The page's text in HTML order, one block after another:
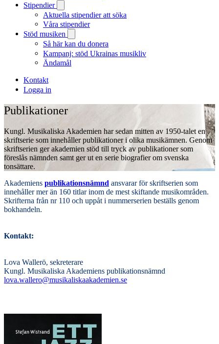
Stipendier
Aktuella stipendier att söka
Våra stipendier
Stöd musiken
Så här kan du donera
Kampanj: stöd Ukrainas musikliv
Ändamål
Kontakt
Logga in
Publikationer
Kungl. Musikaliska Akademien har sedan mitten av 1950-talet en
skriftserie som innehåller publikationer i olika musikämnen. Genom
skriftserien ger akademien stöd till tryck av publikationer som
föreslås nämnden samt ger ut en serie biografier om svenska
tonsättare.
Akademiens publikationsnämnd ansvarar för skriftserien som
innehåller mer än 160 titlar inom de mest skiftande musikområden.
Skrifterna från nr 110 och uppåt i nummerserien beställs genom
bokhandeln.
Kontakt:
Lova Wallerö, sekreterare
Kungl. Musikaliska Akademiens publikationsnämnd
lova.wallero@musikaliskaakademien.se